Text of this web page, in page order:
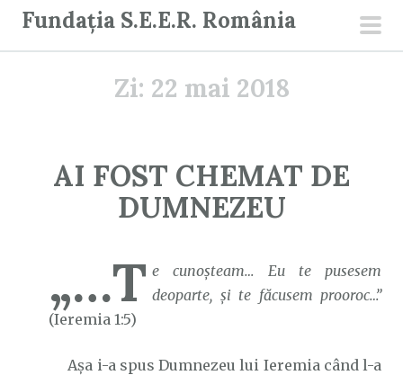
Fundația S.E.E.R. România
Zi: 22 mai 2018
AI FOST CHEMAT DE
DUMNEZEU
„…T e cunoşteam… Eu te pusesem
deoparte, şi te făcusem prooroc…”
(Ieremia 1:5)
Așa i-a spus Dumnezeu lui Ieremia când l-a